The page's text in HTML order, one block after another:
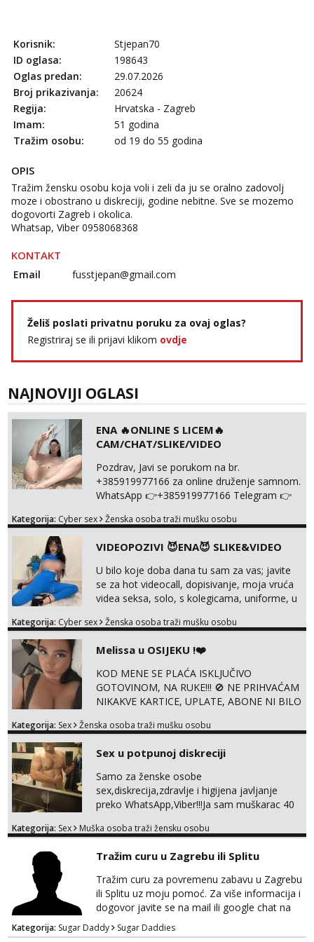
064/677-677- Kod: #142
tel:0,93€ - mob:1,12€ min
Korisnik:
Stjepan70
ID oglasa:
198643
Oglas predan:
29.07.2026
Broj prikazivanja:
20624
Regija:
Hrvatska - Zagreb
Imam:
51 godina
Tražim osobu:
od 19 do 55 godina
OPIS
Tražim žensku osobu koja voli i zeli da ju se oralno zadovolj
moze i obostrano u diskreciji, godine nebitne. Sve se mozemo
dogovorti Zagreb i okolica.
Whatsap, Viber 0958068368
KONTAKT
Email fusstjepan@gmail.com
Želiš poslati privatnu poruku za ovaj oglas?
Registriraj se ili prijavi klikom ovdje
NAJNOVIJI OGLASI
ENA 🔥ONLINE S LICEM🔥
CAM/CHAT/SLIKE/VIDEO
Pozdrav, Javi se porukom na br.
+385919977166 za online druženje samnom.
WhatsApp 👉+385919977166 Telegram 👉
solo i s partnerom, kolegicama
haljine, štikle, samostojeće itd. Nudim
svakakva videa seksa, pušenje, razne
lokacije, suradnje s kolegicama, fetiši..
Dopisivanje i slike također radim. NIŠTA UŽI...
Kategorija: Cyber sex Ženska osoba traži mušku osobu
VIDEOPOZIVI 😈ENA😈 SLIKE&VIDEO
U bilo koje doba dana tu sam za vas; javite
se za hot videocall, dopisivanje, moja vruća
videa seksa, solo, s kolegicama, uniforme, u
+385919977166 Telegram 👉
UŽIVO
Kategorija: Cyber sex Ženska osoba traži mušku osobu
Melissa u OSIJEKU !❤️
KOD MENE SE PLAĆA ISKLJUČIVO
GOTOVINOM, NA RUKE!!! 🚫 NE PRIHVAĆAM
NIKAKVE KARTICE, UPLATE, ABONE NI BILO
SAMO GOTOVINA!!! Moje fotografije su
za dopisivanja Za dogovor mi piši direktno na
WhatsApp – ako znaš što želiš, bit će ti
nagrađeno.
Kategorija: Sex Ženska osoba traži mušku osobu
Sex u potpunoj diskreciji
Samo za ženske osobe
sex,diskrecija,zdravlje i higijena javljanje
preko WhatsApp,Viber!!!Ja sam muškarac 40
sve stvar dogovora otvoren za sve
Kategorija: Sex Muška osoba traži žensku osobu
Tražim curu u Zagrebu ili Splitu
Tražim curu za povremenu zabavu u Zagrebu
ili Splitu uz moju pomoć. Za više informacija i
dogovor javite se na mail ili google chat na
oneofakind999111@gmail.com
Kategorija: Sugar Daddy Sugar Daddies